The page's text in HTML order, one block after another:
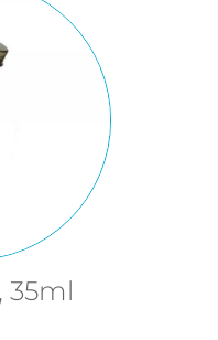
35ml